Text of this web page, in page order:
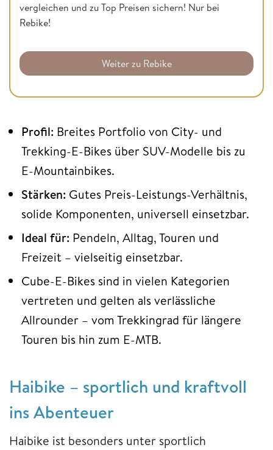
vergleichen und zu Top Preisen sichern! Nur bei
Rebike!
Weiter zu Rebike
Profil: Breites Portfolio von City- und
Trekking-E-Bikes über SUV-Modelle bis zu
E-Mountainbikes.
Stärken: Gutes Preis-Leistungs-Verhältnis,
solide Komponenten, universell einsetzbar.
Ideal für: Pendeln, Alltag, Touren und
Freizeit – vielseitig einsetzbar.
Cube-E-Bikes sind in vielen Kategorien
vertreten und gelten als verlässliche
Allrounder – vom Trekkingrad für längere
Touren bis hin zum E-MTB.
Haibike – sportlich und kraftvoll
ins Abenteuer
Haibike ist besonders unter sportlich